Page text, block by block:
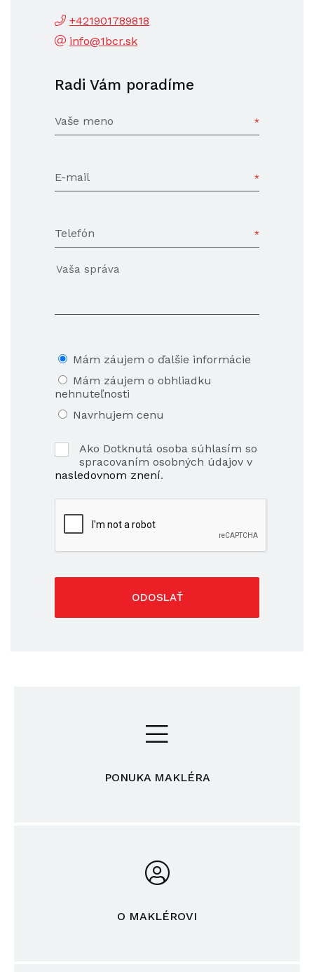
+421901789818
info@1bcr.sk
Radi Vám poradíme
Vaše meno
E-mail
Telefón
Mám záujem o ďalšie informácie
Mám záujem o obhliadku
nehnuteľnosti
Navrhujem cenu
Ako Dotknutá osoba súhlasím so
spracovaním osobných údajov v
nasledovnom znení.
ODOSLAŤ
PONUKA MAKLÉRA
O MAKLÉROVI